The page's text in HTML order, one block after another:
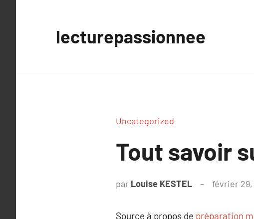
lecturepassionnee
Uncategorized
Tout savoir
par Louise KESTEL février 29,
Source à propos de préparation